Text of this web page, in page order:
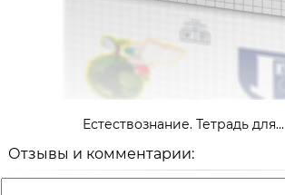
Естествознание. Тетрадь для...
Отзывы и комментарии: